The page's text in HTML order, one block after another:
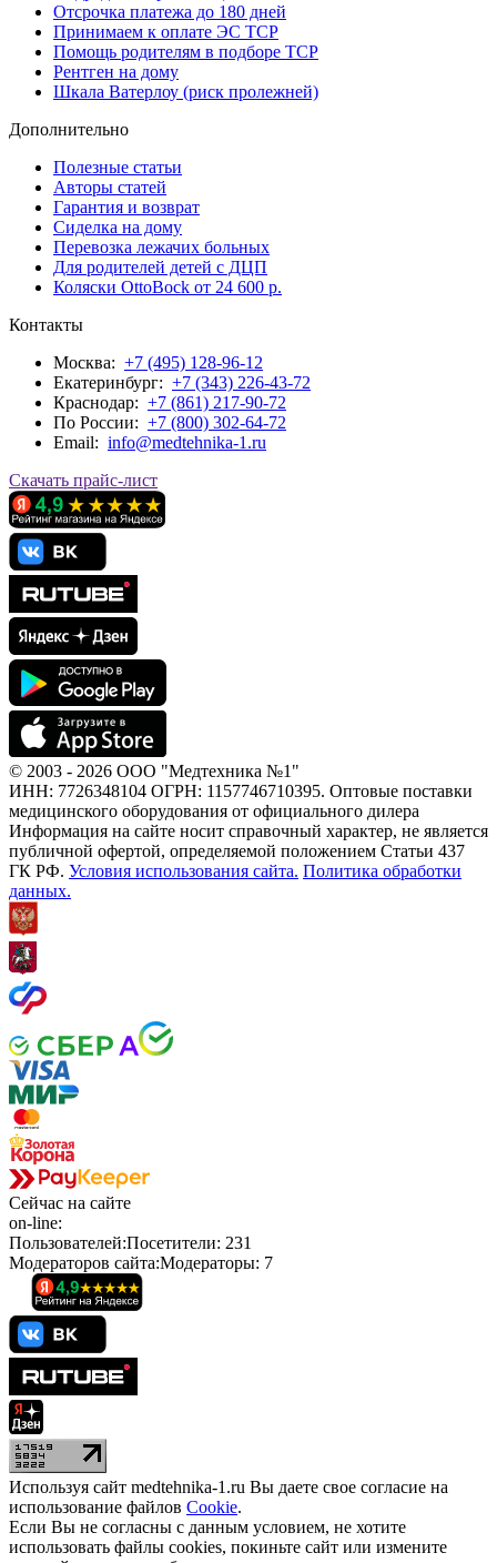
Отсрочка платежа до 180 дней
Принимаем к оплате ЭС ТСР
Помощь родителям в подборе ТСР
Рентген на дому
Шкала Ватерлоу (риск пролежней)
Дополнительно
Полезные статьи
Авторы статей
Гарантия и возврат
Сиделка на дому
Перевозка лежачих больных
Для родителей детей с ДЦП
Коляски OttoBock от 24 600 р.
Контакты
Москва: +7 (495) 128-96-12
Екатеринбург: +7 (343) 226-43-72
Краснодар: +7 (861) 217-90-72
По Росcии: +7 (800) 302-64-72
Email: info@medtehnika-1.ru
Скачать прайс-лист
© 2003 - 2026 ООО "Медтехника №1"
ИНН: 7726348104 ОГРН: 1157746710395. Оптовые поставки
медицинского оборудования от официального дилера
Информация на сайте носит справочный характер, не является
публичной офертой, определяемой положением Статьи 437
ГК РФ. Условия использования сайта. Политика обработки
данных.
Сейчас на сайте
on-line:
Пользователей:Посетители: 231
Модераторов сайта:Модераторы: 7
Используя сайт medtehnika-1.ru Вы даете свое согласие на
использование файлов Cookie.
Если Вы не согласны с данным условием, не хотите
использовать файлы cookies, покиньте сайт или измените